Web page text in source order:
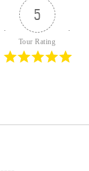
5
Tour Rating